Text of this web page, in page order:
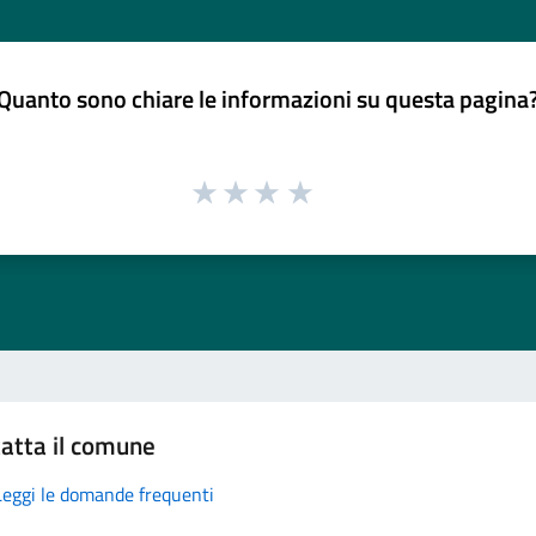
sono chiare le informazioni su questa
il comune
le domande frequenti